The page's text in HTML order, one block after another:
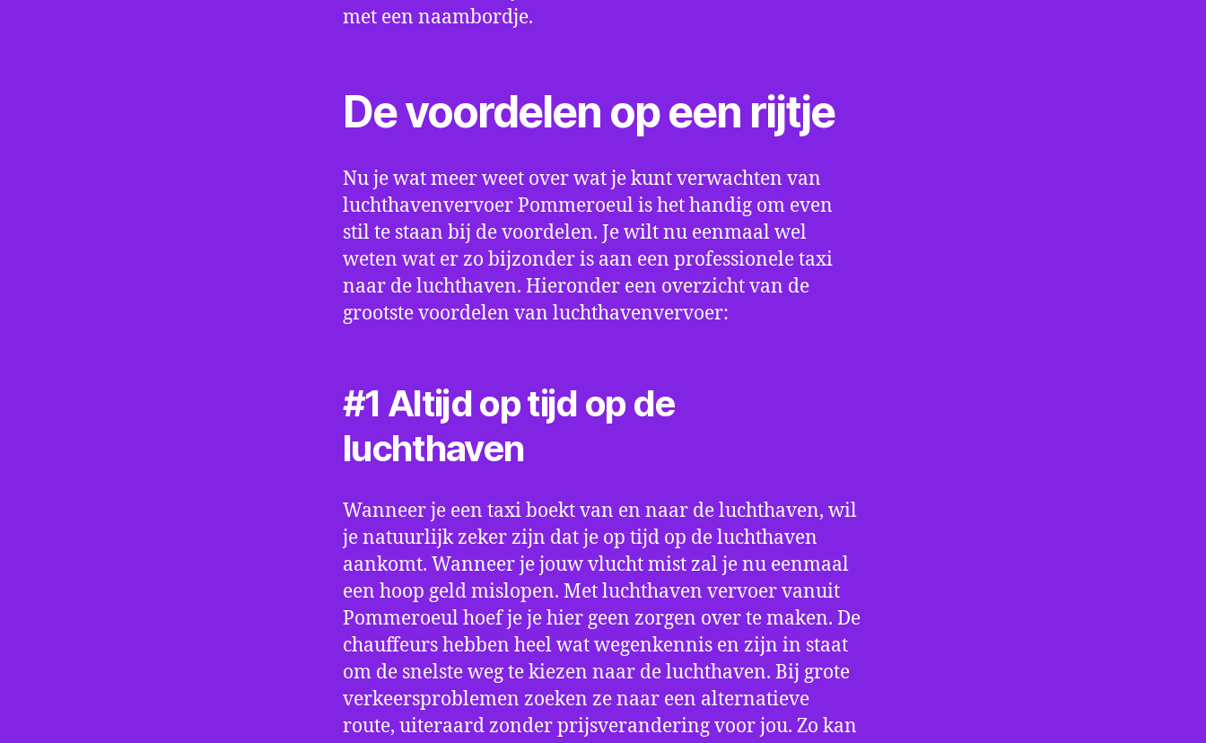
met een naambordje.
De voordelen op een rijtje
Nu je wat meer weet over wat je kunt verwachten van
luchthavenvervoer Pommeroeul is het handig om even
stil te staan bij de voordelen. Je wilt nu eenmaal wel
weten wat er zo bijzonder is aan een professionele taxi
naar de luchthaven. Hieronder een overzicht van de
grootste voordelen van luchthavenvervoer:
#1 Altijd op tijd op de
luchthaven
Wanneer je een taxi boekt van en naar de luchthaven, wil
je natuurlijk zeker zijn dat je op tijd op de luchthaven
aankomt. Wanneer je jouw vlucht mist zal je nu eenmaal
een hoop geld mislopen. Met luchthaven vervoer vanuit
Pommeroeul hoef je je hier geen zorgen over te maken. De
chauffeurs hebben heel wat wegenkennis en zijn in staat
om de snelste weg te kiezen naar de luchthaven. Bij grote
verkeersproblemen zoeken ze naar een alternatieve
route, uiteraard zonder prijsverandering voor jou. Zo kan